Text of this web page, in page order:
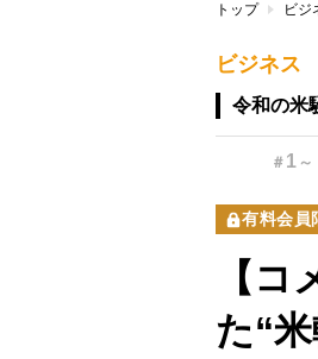
トップ ビジ
ビジネス
令和の米
＃ 1 ～
有料会員
【
た“